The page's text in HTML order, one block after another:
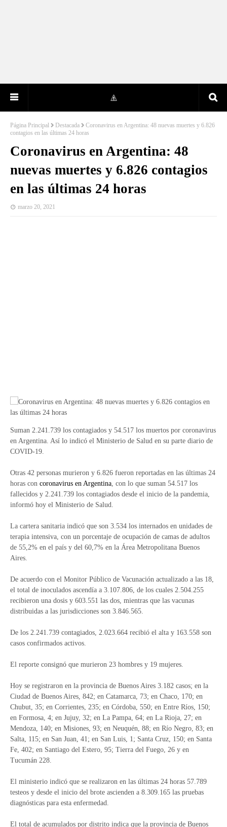
Página Principal Destacada
Coronavirus en Argentina: 48 nuevas muertes y 6.826
contagios en las últimas 24 horas
Coronavirus en Argentina: 48
nuevas muertes y 6.826 contagios
en las últimas 24 horas
marzo 20, 2021
Suman 2.241.739 los contagiados y 54.517 los muertos por coronavirus
en Argentina. Así lo indicó el Ministerio de Salud en su parte diario de
COVID-19.
Otras 42 personas murieron y 6.826 fueron reportadas en las últimas 24
horas con coronavirus en Argentina, con lo que suman 54.517 los
fallecidos y 2.241.739 los contagiados desde el inicio de la pandemia,
informó hoy el Ministerio de Salud.
La cartera sanitaria indicó que son 3.534 los internados en unidades de
terapia intensiva, con un porcentaje de ocupación de camas de adultos
de 55,2% en el país y del 60,7% en la Área Metropolitana Buenos
Aires.
De acuerdo con el Monitor Público de Vacunación actualizado a las 18,
el total de inoculados ascendía a 3.107.806, de los cuales 2.504.255
recibieron una dosis y 603.551 las dos, mientras que las vacunas
distribuidas a las jurisdicciones son 3.846.565.
De los 2.241.739 contagiados, 2.023.664 recibió el alta y 163.558 son
casos confirmados activos.
El reporte consignó que murieron 23 hombres y 19 mujeres.
Hoy se registraron en la provincia de Buenos Aires 3.182 casos; en la
Ciudad de Buenos Aires, 842; en Catamarca, 73; en Chaco, 170; en
Chubut, 35; en Corrientes, 235; en Córdoba, 550; en Entre Ríos, 150;
en Formosa, 4; en Jujuy, 32; en La Pampa, 64; en La Rioja, 27; en
Mendoza, 140; en Misiones, 93; en Neuquén, 88; en Río Negro, 83; en
Salta, 115; en San Juan, 41; en San Luis, 1; Santa Cruz, 150; en Santa
Fe, 402; en Santiago del Estero, 95; Tierra del Fuego, 26 y en
Tucumán 228.
El ministerio indicó que se realizaron en las últimas 24 horas 57.789
testeos y desde el inicio del brote ascienden a 8.309.165 las pruebas
diagnósticas para esta enfermedad.
El total de acumulados por distrito indica que la provincia de Buenos